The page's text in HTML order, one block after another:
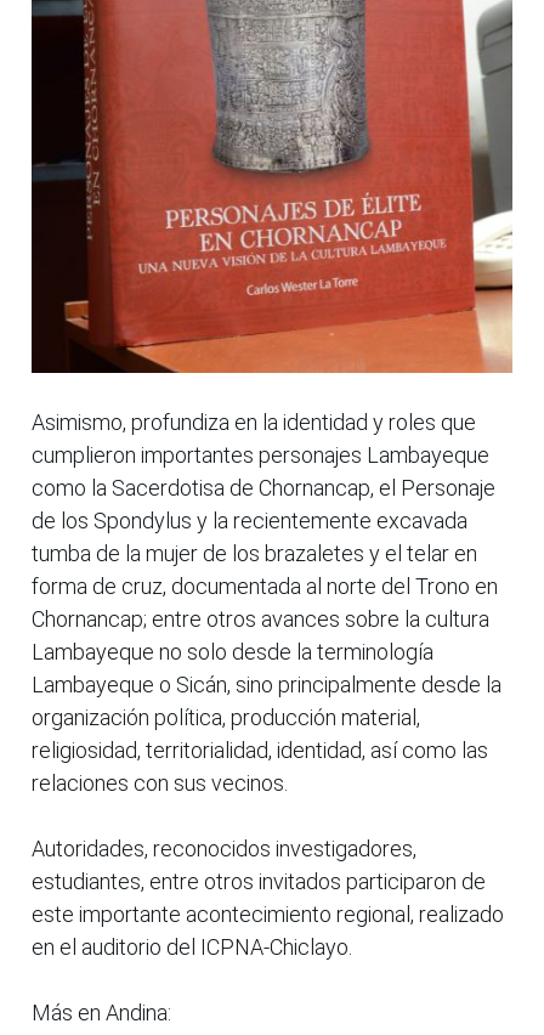
Asimismo, profundiza en la identidad y roles que
cumplieron importantes personajes Lambayeque
como la Sacerdotisa de Chornancap, el Personaje
de los Spondylus y la recientemente excavada
tumba de la mujer de los brazaletes y el telar en
forma de cruz, documentada al norte del Trono en
Chornancap; entre otros avances sobre la cultura
Lambayeque no solo desde la terminología
Lambayeque o Sicán, sino principalmente desde la
organización política, producción material,
religiosidad, territorialidad, identidad, así como las
relaciones con sus vecinos.
Autoridades, reconocidos investigadores,
estudiantes, entre otros invitados participaron de
este importante acontecimiento regional, realizado
en el auditorio del ICPNA-Chiclayo.
Más en Andina: